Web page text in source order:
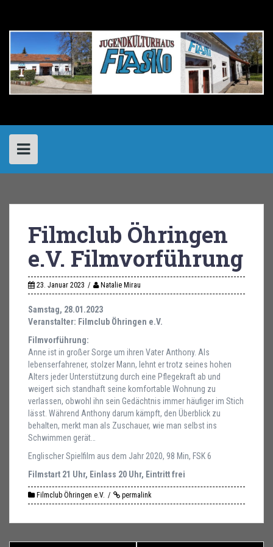
content
Filmclub Öhringen
e.V. Filmvorführung
23. Januar 2023 Natalie Mirau
Samstag, 28.01.2023
Veranstalter: Filmclub Öhringen e.V.
Filmvorführung:
Anne ist in großer Sorge um ihren Vater Anthony. Als
lebenserfahrener, stolzer Mann, lehnt er trotz seines hohen
Alters jeder Unterstützung durch eine Pflegekraft ab und
weigert sich standhaft seine komfortable Wohnung zu
verlassen, obwohl ihn sein Gedächtnis immer häufiger im Stich
lässt. Während Anthony darum kämpft, den Überblick zu
behalten, merkt man als Zuschauer, wie man selbst ins
Schwimmen gerät…
Englischer Spielfilm aus dem Jahr 2020, 98 Min, FSK 6
Filmstart 21 Uhr, Einlass 20 Uhr, Eintritt frei
Filmclub Öhringen e.V. permalink